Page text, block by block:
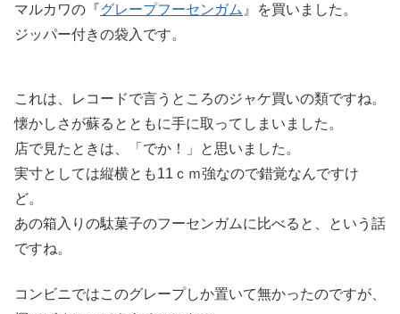
マルカワの『グレープフーセンガム 』を買いました。
ジッパー付きの袋入です。
これは、レコードで言うところのジャケ買いの類ですね。
懐かしさが蘇るとともに手に取ってしまいました。
店で見たときは、「でか！」と思いました。
実寸としては縦横とも11ｃｍ強なので錯覚なんですけ
ど。
あの箱入りの駄菓子のフーセンガムに比べると、という話
ですね。
コンビニではこのグレープしか置いて無かったのですが、